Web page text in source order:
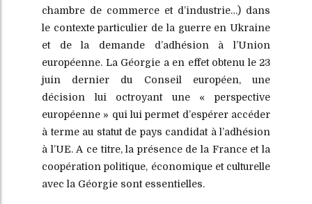
chambre de commerce et d’industrie…) dans
le contexte particulier de la guerre en Ukraine
et de la demande d’adhésion à l’Union
européenne. La Géorgie a en effet obtenu le 23
juin dernier du Conseil européen, une
décision lui octroyant une « perspective
européenne » qui lui permet d’espérer accéder
à terme au statut de pays candidat à l’adhésion
à l’UE. A ce titre, la présence de la France et la
coopération politique, économique et culturelle
avec la Géorgie sont essentielles.